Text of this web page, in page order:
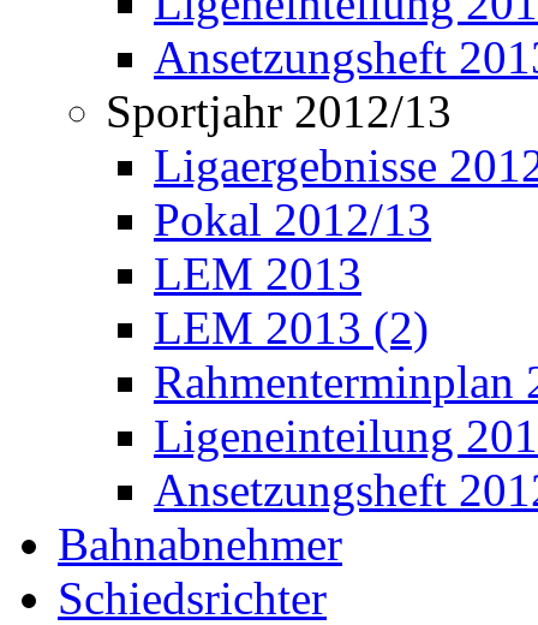
Ansetzungsheft
Sportjahr 2012/13
Ligaergebnisse
Pokal 2012/13
LEM 2013
LEM 2013 (2)
Rahmenterminplan
Ligeneinteilung
Ansetzungsheft
Bahnabnehmer
Schiedsrichter